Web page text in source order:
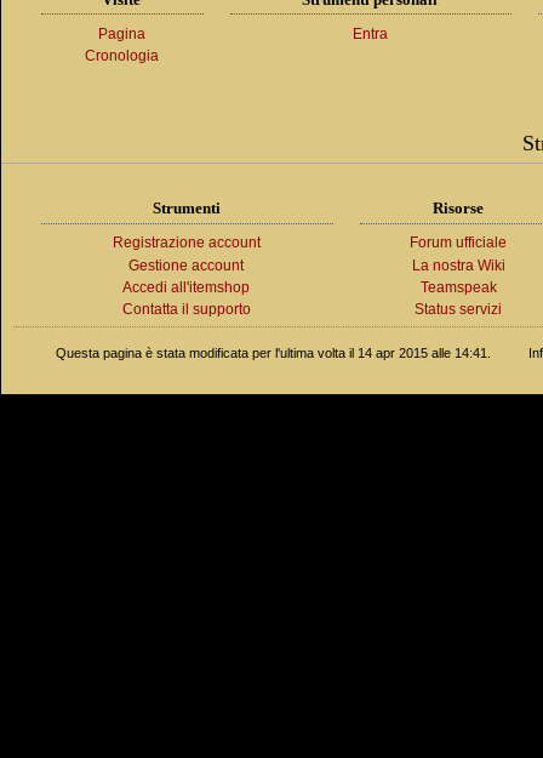
Pagina
Cronologia
Entra
Strumenti
Registrazione account
Gestione account
Accedi all'itemshop
Contatta il supporto
Risorse
Forum ufficiale
La nostra Wiki
Teamspeak
Status servizi
Questa pagina è stata modificata per l'ultima volta il 14 apr 2015 alle 14:41.